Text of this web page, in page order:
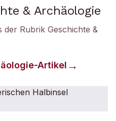
& Archäologie
der Rubrik Geschichte &
-Artikel